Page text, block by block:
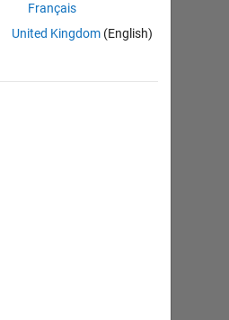
Français
United Kingdom (English)